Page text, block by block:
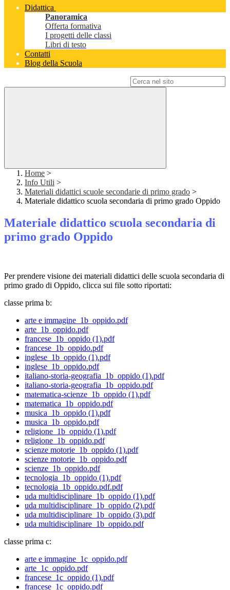
Didattica
Panoramica
Offerta formativa
I progetti delle classi
Libri di testo
Contatti
Blog della Scuola
Home >
Info Utili >
Materiali didattici scuole secondarie di primo grado >
Materiale didattico scuola secondaria di primo grado Oppido
Materiale didattico scuola secondaria di
primo grado Oppido
Per prendere visione dei materiali didattici delle scuola secondaria di
primo grado di Oppido, clicca sui file sotto riportati:
classe prima b:
arte e immagine_1b_oppido.pdf
arte_1b_oppido.pdf
francese_1b_oppido (1).pdf
francese_1b_oppido.pdf
inglese_1b_oppido (1).pdf
inglese_1b_oppido.pdf
italiano-storia-geografia_1b_oppido (1).pdf
italiano-storia-geografia_1b_oppido.pdf
matematica-scienze_1b_oppido (1).pdf
matematica_1b_oppido.pdf
musica_1b_oppido (1).pdf
musica_1b_oppido.pdf
religione_1b_oppido (1).pdf
religione_1b_oppido.pdf
scienze motorie_1b_oppido (1).pdf
scienze motorie_1b_oppido.pdf
scienze_1b_oppido.pdf
tecnologia_1b_oppido (1).pdf
tecnologia_1b_oppido.pdf.pdf
uda multidisciplinare_1b_oppido (1).pdf
uda multidisciplinare_1b_oppido (2).pdf
uda multidisciplinare_1b_oppido (3).pdf
uda multidisciplinare_1b_oppido.pdf
classe prima c:
arte e immagine_1c_oppido.pdf
arte_1c_oppido.pdf
francese_1c_oppido (1).pdf
francese_1c_oppido.pdf